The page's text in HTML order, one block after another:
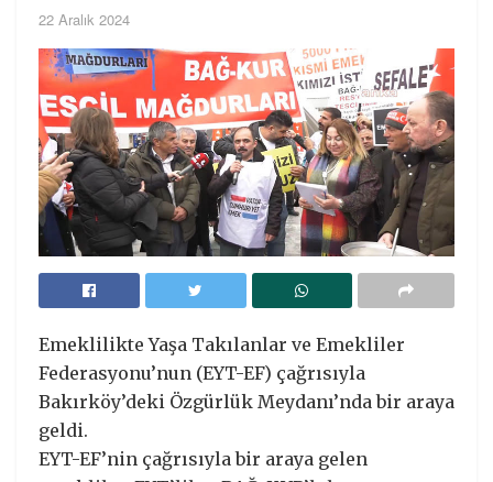
22 Aralık 2024
Emeklilikte Yaşa Takılanlar ve Emekliler
Federasyonu’nun (EYT-EF) çağrısıyla
Bakırköy’deki Özgürlük Meydanı’nda bir araya
geldi.
EYT-EF’nin çağrısıyla bir araya gelen